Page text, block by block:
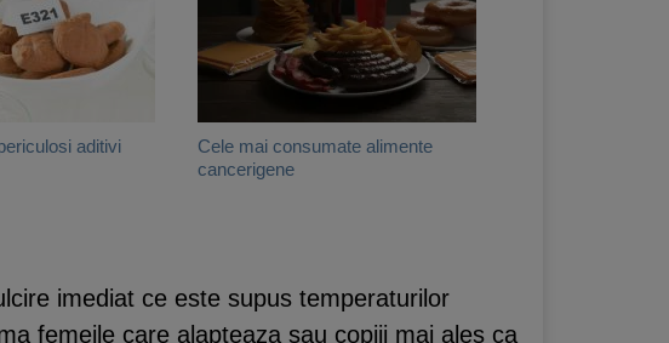
aditivi
Cele mai consumate alimente
cancerigene
imediat ce este supus temperaturilor
femeile care alapteaza sau copiii mai ales ca